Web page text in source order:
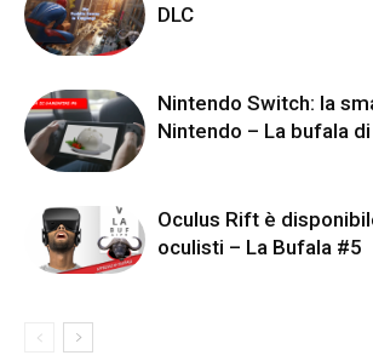
DLC
Nintendo Switch: la
Nintendo – La bufala
Oculus Rift è
oculisti – La Bufala #5